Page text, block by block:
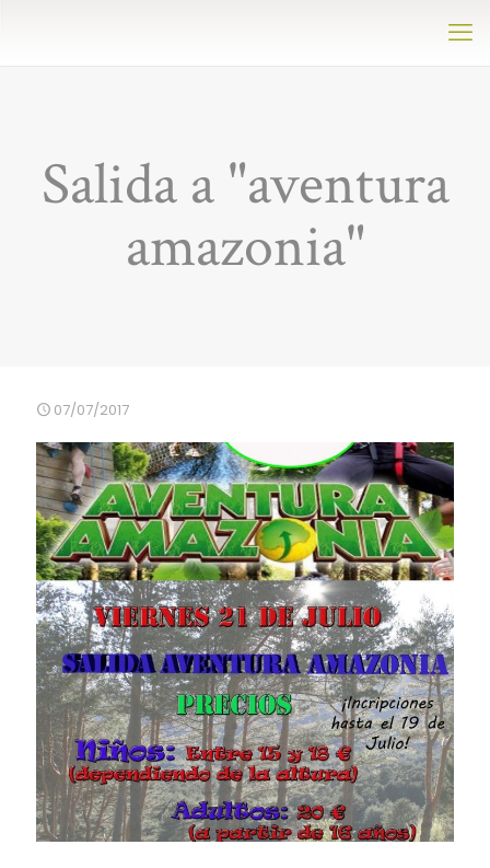
Salida a "aventura
amazonia"
07/07/2017